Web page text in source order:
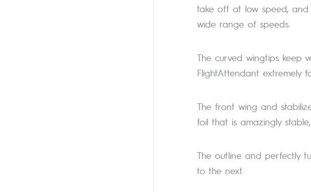
take off at low speed, and
wide range of speeds.
The curved wingtips keep
FlightAttendant extremely
The front wing and
foil that is amazingly
The outline and perfectly
to the next.